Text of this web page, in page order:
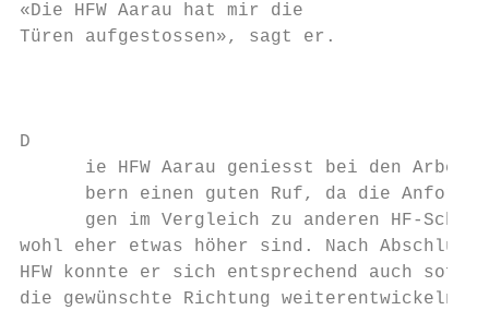
«Die HFW Aarau hat mir die
Türen aufgestos­sen», sagt er.
D
ie HFW Aarau geniesst bei den
bern einen guten Ruf, da die
gen im Vergleich zu anderen HF-
wohl eher etwas höher sind. Nach
HFW konnte er sich entsprechend auch
die gewünschte Richtung